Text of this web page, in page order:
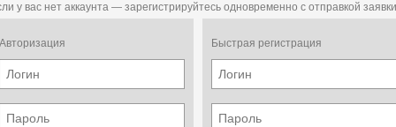
у вас нет аккаунта — зарегистрируйтесь одновременно с отправкой
Авторизация Быстрая регистрация